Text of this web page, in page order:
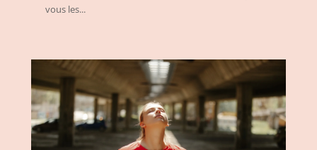
vous les...